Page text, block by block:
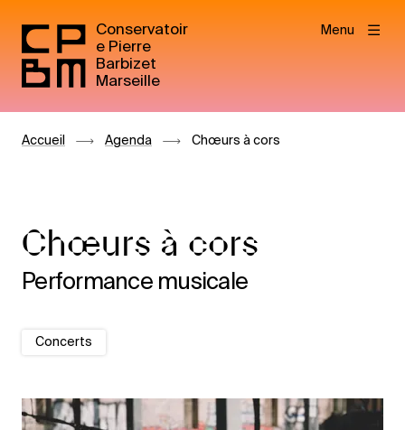
Conservatoir
e Pierre
Barbizet
Marseille
Menu
Accueil Agenda Chœurs à cors
Chœurs à cors
Performance musicale
Concerts
Agrandir